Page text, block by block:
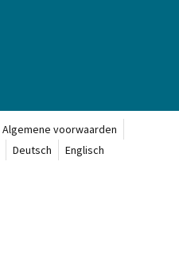
Algemene voorwaarden
Deutsch Englisch